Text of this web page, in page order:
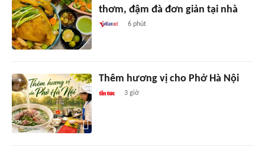
thơm, đậm đà đơn giản tại nhà
6 phút
Thêm hương vị cho Phở Hà Nội
3 giờ